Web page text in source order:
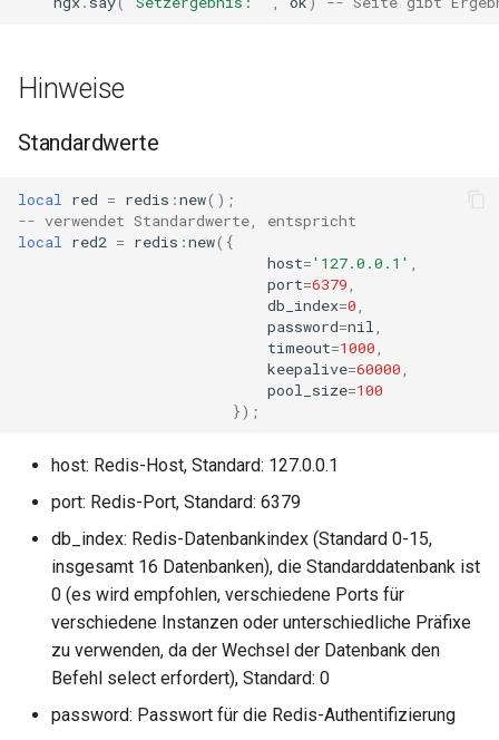
internal-redirect
ipset-access
keyval
label
length-hiding
Hinweise
Standardwerte
local red = redis :new();
-- verwendet Standardwerte, entspricht
local
red2 = redis :new({
host='127.0.0.1'
port=6379
db_index=0
password=nil
timeout=1000
keepalive=60000
pool_size=100
});
host: Redis-Host, Standard: 127.0.0.1
port: Redis-Port, Standard: 6379
db_index: Redis-Datenbankindex (Standard 0-15,
insgesamt 16 Datenbanken), die Standarddatenbank ist
0 (es wird empfohlen, verschiedene Ports für
verschiedene Instanzen oder unterschiedliche Präfixe
zu verwenden, da der Wechsel der Datenbank den
Befehl select erfordert), Standard: 0
password: Passwort für die Redis-Authentifizierung